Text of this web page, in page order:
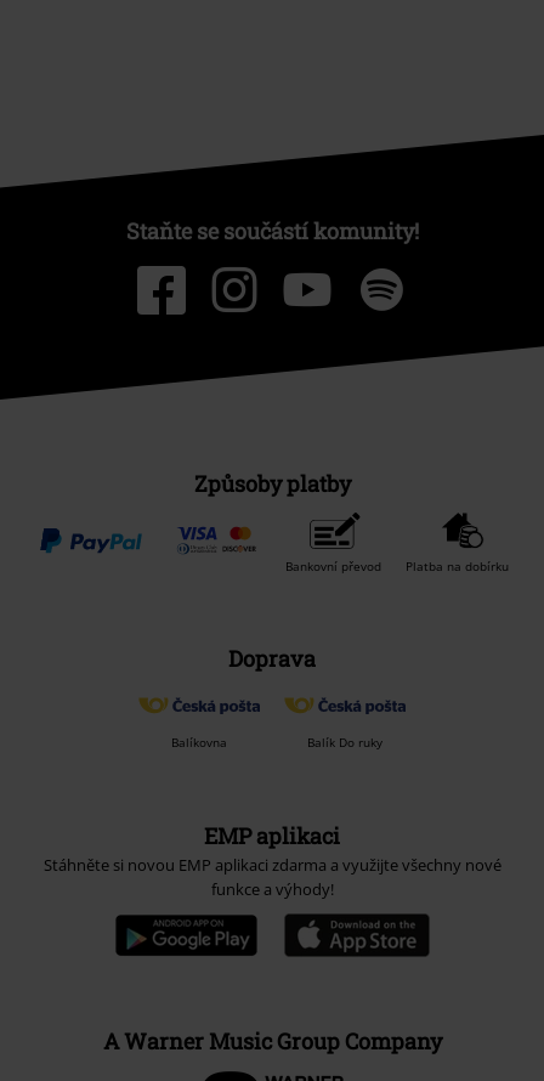
Staňte se součástí komunity!
Způsoby platby
Bankovní převod Platba na dobírku
Doprava
Balíkovna Balík Do ruky
EMP aplikaci
Stáhněte si novou EMP aplikaci zdarma a využijte všechny nové
funkce a výhody!
A Warner Music Group Company